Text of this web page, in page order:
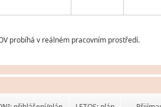
probíhá v reálném pracovním prostředí.